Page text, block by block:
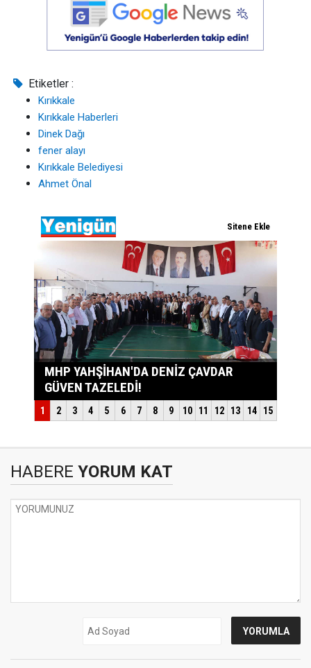
Etiketler :
Kırıkkale
Kırıkkale Haberleri
Dinek Dağı
fener alayı
Kırıkkale Belediyesi
Ahmet Önal
HABERE YORUM KAT